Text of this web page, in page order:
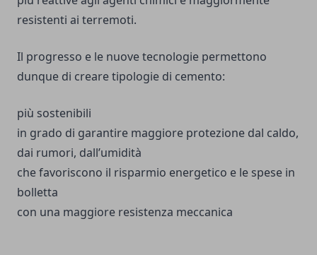
resistenti ai terremoti.
Il progresso e le nuove tecnologie permettono
dunque di creare tipologie di cemento:
più sostenibili
in grado di garantire maggiore protezione dal caldo,
dai rumori, dall’umidità
che favoriscono il risparmio energetico e le spese in
bolletta
con una maggiore resistenza meccanica